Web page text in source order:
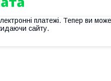
платежі. Тепер ви
сайту.